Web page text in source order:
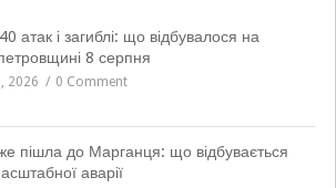
атак і загиблі: що відбувалося на
8 серпня
2026 0 Comment
пішла до Марганця: що відбувається
аварії